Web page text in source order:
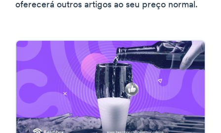
oferecerá outros artigos ao seu preço normal.